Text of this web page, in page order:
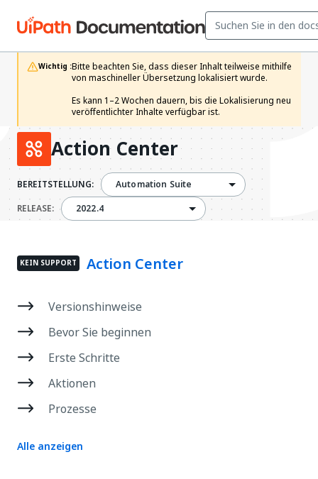
Wichtig :Bitte beachten Sie, dass dieser Inhalt teilweise mithilfe
von maschineller Übersetzung lokalisiert wurde.
Es kann 1–2 Wochen dauern, bis die Lokalisierung neu
veröffentlichter Inhalte verfügbar ist.
Action Center
BEREITSTELLUNG:
Automation Suite
RELEASE:2022.42022.4
KEIN SUPPORT Action Center
Versionshinweise
Bevor Sie beginnen
Erste Schritte
Aktionen
Prozesse
Alle anzeigen